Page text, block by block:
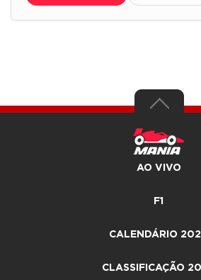
AO VIVO
F1
CALENDÁRIO
CLASSIFICAÇÃO